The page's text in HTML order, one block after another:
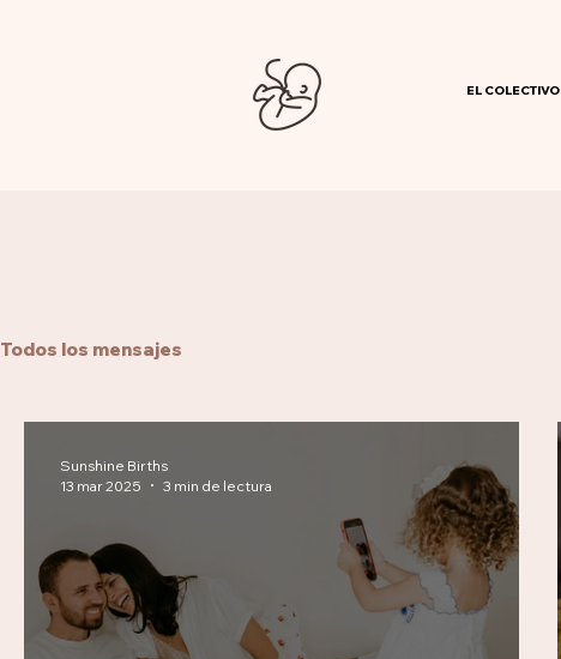
EL COLECTIVO
Todos los mensajes
Sunshine Births
13 mar 2025
3 min de lectura